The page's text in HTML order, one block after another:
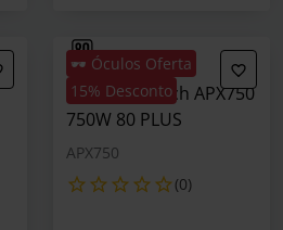
🕶️ Óculos Oferta
15% Desconto
Fonte Montech APX750
750W 80 PLUS
APX750
(0)